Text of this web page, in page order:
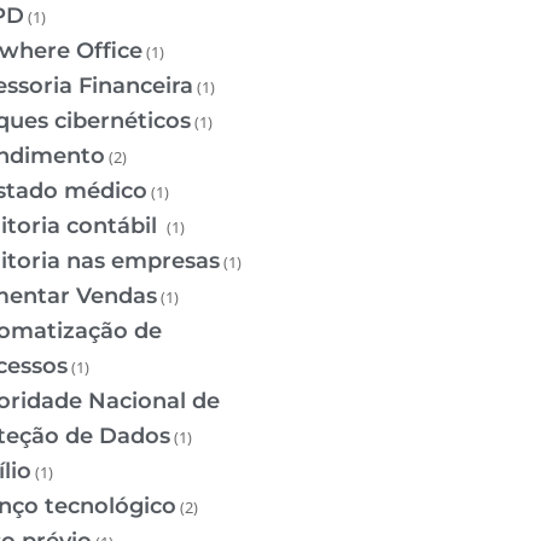
(1)
Office(1)
Financeira (1)
cibernéticos(1)
(2)
médico (1)
contábil (1)
nas empresas(1)
Vendas(1)
de
(1)
Nacional de
de Dados(1)
(1)
tecnológico (2)